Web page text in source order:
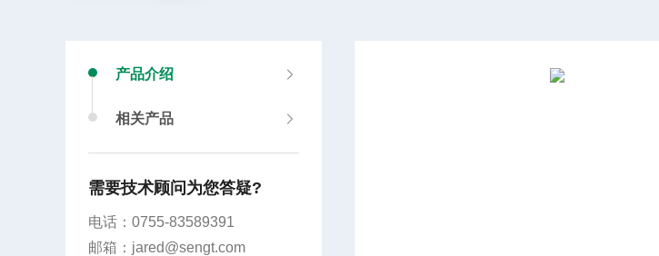
产品介绍
相关产品
需要技术顾问为您答疑?
电话：0755-83589391
邮箱：jared@sengt.com